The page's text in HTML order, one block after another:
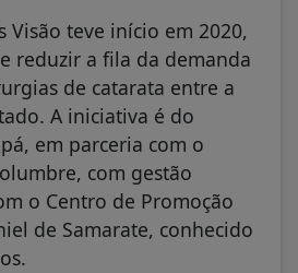
Visão teve início em 2020,
reduzir a fila da demanda
de catarata entre a
A iniciativa é do
em parceria com o
com gestão
o Centro de Promoção
de Samarate, conhecido